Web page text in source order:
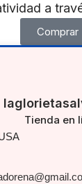
a
Comprar
Tienda en